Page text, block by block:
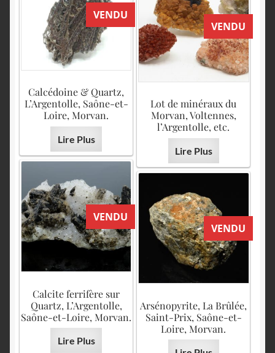
VENDU
Calcédoine & Quartz,
L’Argentolle, Saône-et-
Loire, Morvan.
Lire Plus
VENDU
Lot de minéraux du
Morvan, Voltennes,
l’Argentolle, etc.
Lire Plus
VENDU
Calcite ferrifère sur
Quartz, L’Argentolle,
Saône-et-Loire, Morvan.
Lire Plus
VENDU
Arsénopyrite, La Brûlée,
Saint-Prix, Saône-et-
Loire, Morvan.